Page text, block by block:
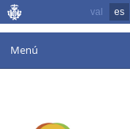
val es
Menú
Agenda